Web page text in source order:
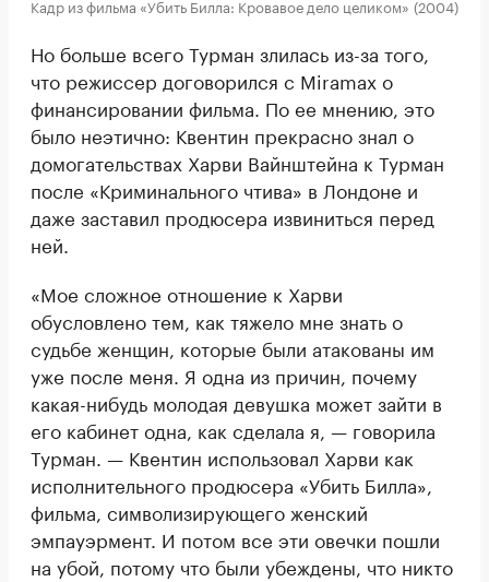
Кадр из фильма «Убить Билла: Кровавое дело целиком» (2004)
Но больше всего Турман злилась из-за того,
что режиссер договорился с Miramax о
финансировании фильма. По ее мнению, это
было неэтично: Квентин прекрасно знал о
домогательствах Харви Вайнштейна к Турман
после «Криминального чтива» в Лондоне и
даже заставил продюсера извиниться перед
ней.
«Мое сложное отношение к Харви
обусловлено тем, как тяжело мне знать о
судьбе женщин, которые были атакованы им
уже после меня. Я одна из причин, почему
какая-нибудь молодая девушка может зайти в
его кабинет одна, как сделала я, — говорила
Турман. — Квентин использовал Харви как
исполнительного продюсера «Убить Билла»,
фильма, символизирующего женский
эмпауэрмент. И потом все эти овечки пошли
на убой, потому что были убеждены, что никто